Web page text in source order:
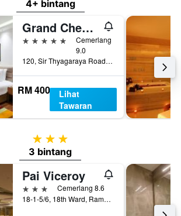
4+ bintang
Grand Chennai By Grt Hotels
5 bintang
Cemerlang
9.0
120, Sir Thyagaraya Road, Chennai, India
RM 400
Lihat
Tawaran
3 bintang
3 bintang
Pai Viceroy
3 bintangCemerlang 8.6
18-1-5/6, 18th Ward, Ramachandra Nagar, Tirupati, India